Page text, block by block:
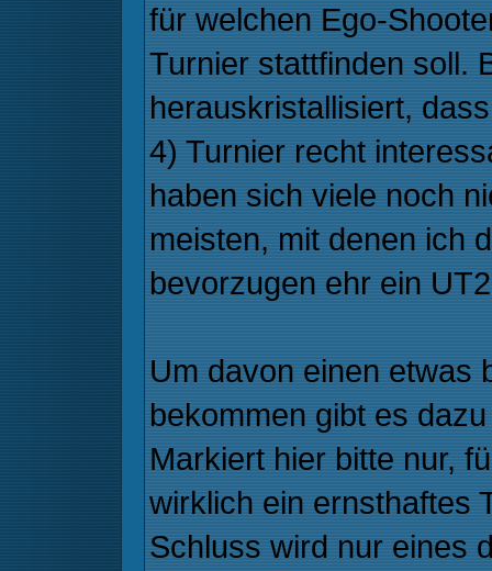
für welchen Ego-
Turnier stattfinden soll.
herauskristallisiert,
4) Turnier recht
haben sich viele noch
meisten, mit denen ich
bevorzugen ehr ein
Um davon einen etwas
bekommen gibt es
Markiert hier bitte nur,
wirklich ein ernsthaftes
Schluss wird nur eines